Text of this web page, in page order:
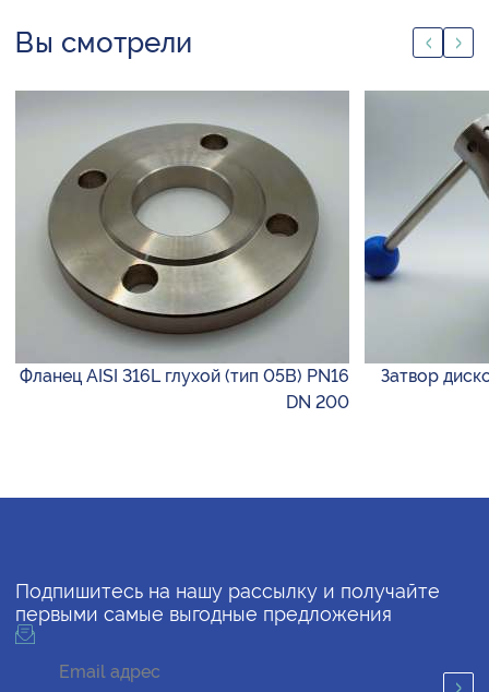
Вы смотрели
Фланец AISI 316L глухой (тип 05B) PN16
DN 200
Затвор
Подпишитесь на нашу рассылку и получайте
первыми самые выгодные предложения